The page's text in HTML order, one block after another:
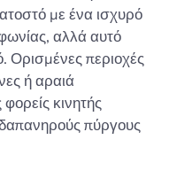
με ένα ισχυρό
αλλά αυτό
Ορισμένες περιοχές
ή αραιά
κινητής
πύργους